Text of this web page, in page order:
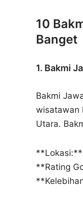
10
Banget
1. Bakmi
Bakmi
wisatawan
Utara.
**Lokasi:**
**Rating